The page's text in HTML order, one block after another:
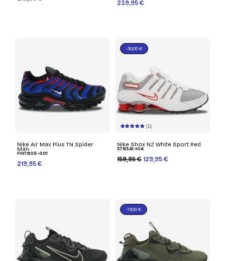
239,95 €
Nike Air Max Plus TN Spider
Man
FN7805-001
219,95 €
(1)
Nike Shox NZ White Sport Red
378341-104
159,95 € 129,95 €
-30,00 €
-15,00 €